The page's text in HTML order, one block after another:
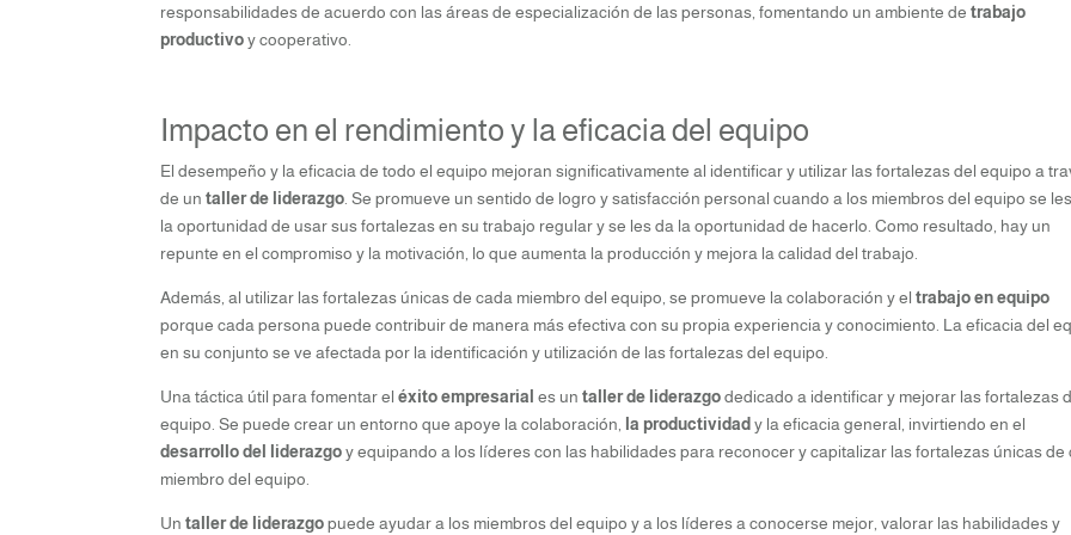
responsabilidades de acuerdo con las áreas de especialización de las personas, fomentando un ambiente detrabajo
productivoy cooperativo.
Impacto en el rendimiento y la eficacia del equipo
El desempeño y la eficacia de todo el equipo mejoran significativamente al identificar y utilizar las fortalezas del equipo a
de untaller de liderazgo . Se promueve un sentido de logro y satisfacción personal cuando a los miembros del equipo se
la oportunidad de usar sus fortalezas en su trabajo regular y se les da la oportunidad de hacerlo. Como resultado, hay un
repunte en el compromiso y la motivación, lo que aumenta la producción y mejora la calidad del trabajo.
Además, al utilizar las fortalezas únicas de cada miembro del equipo, se promueve la colaboración y eltrabajo en equipo
porque cada persona puede contribuir de manera más efectiva con su propia experiencia y conocimiento. La eficacia del
en su conjunto se ve afectada por la identificación y utilización de las fortalezas del equipo.
Una táctica útil para fomentar eléxito empresarial es untaller de liderazgodedicado a identificar y mejorar las fortalezas
equipo. Se puede crear un entorno que apoye la colaboración,
la productividad y la eficacia general, invirtiendo en el
desarrollo del liderazgoy equipando a los líderes con las habilidades para reconocer y capitalizar las fortalezas únicas de
miembro del equipo.
Untaller de liderazgopuede ayudar a los miembros del equipo y a los líderes a conocerse mejor, valorar las habilidades y